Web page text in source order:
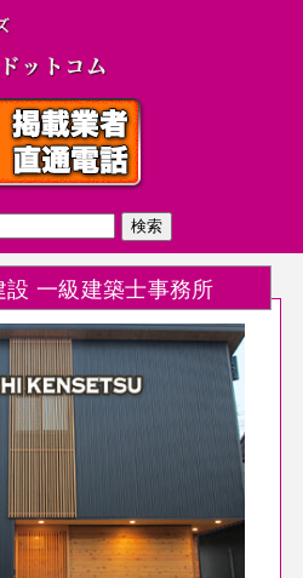
一級建築士事務所